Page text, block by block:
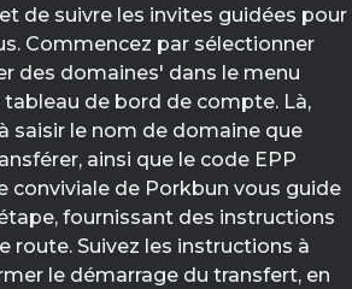
de suivre les invites guidées pour
Commencez par sélectionner
des domaines' dans le menu
de bord de compte. Là,
saisir le nom de domaine que
ainsi que le code EPP
conviviale de Porkbun vous guide
fournissant des instructions
route. Suivez les instructions à
le démarrage du transfert, en